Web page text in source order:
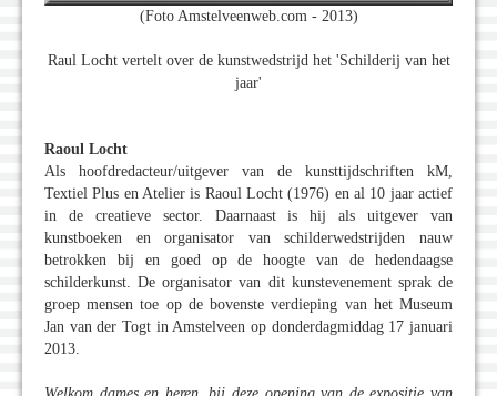
(Foto Amstelveenweb.com - 2013)
Raul Locht vertelt over de kunstwedstrijd het 'Schilderij van het
jaar'
Raoul Locht
Als hoofdredacteur/uitgever van de kunsttijdschriften kM,
Textiel Plus en Atelier is Raoul Locht (1976) en al 10 jaar actief
in de creatieve sector. Daarnaast is hij als uitgever van
kunstboeken en organisator van schilderwedstrijden nauw
betrokken bij en goed op de hoogte van de hedendaagse
schilderkunst. De organisator van dit kunstevenement sprak de
groep mensen toe op de bovenste verdieping van het Museum
Jan van der Togt in Amstelveen op donderdagmiddag 17 januari
2013.